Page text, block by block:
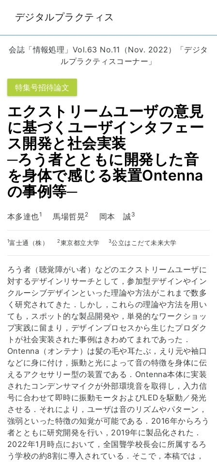
デジタルプラクティス
会誌「情報処理」Vol.63 No.11（Nov. 2022）「デジタ
ルプラクティスコーナー」
特集号招待論文
エクストリームユーザの意見
に基づくユーザインタフェー
ス開発と社会実装
─ろう者とともに開発した音
を身体で感じる装置Ontenna
の事例等─
本多達也1 馬場哲晃2 岡本 誠3
1富士通（株）2東京都立大学 3公立はこだて未来大学
ろう者（聴覚障がい者）などのエクストリームユーザに
対するデザインリサーチとして，参加型デザインやイン
クルーシブデザインといった理論や方法がこれまで数多
く研究されてきた．しかし，これらの理論や方法を用い
ても，スポット的な製品開発や，単発的なワークショッ
プ実践に留まり，デザインプロセスから生じたプロダク
トが社会実装された事例はきわめてまれであった．
Ontenna（オンテナ）は髪の毛や耳たぶ，えり元や袖口
などに身に付け，振動と光によって音の特徴を身体に伝
えるアクセサリー型の装置である．Ontenna本体に実装
されたコンデンサマイクが外部環境音を取得し，入力信
号に合わせて即時に振動モータおよびLEDを駆動／発光
させる．それにより，ユーザは音のリズムやパターン，
強弱といった特徴の知覚が可能である．2016年からろう
者とともに研究開発を行い，2019年に製品化された．
2022年1月時点において，全国聾学校長会に所属するろ
う学校の約8割に導入されている．そこで，本稿では，